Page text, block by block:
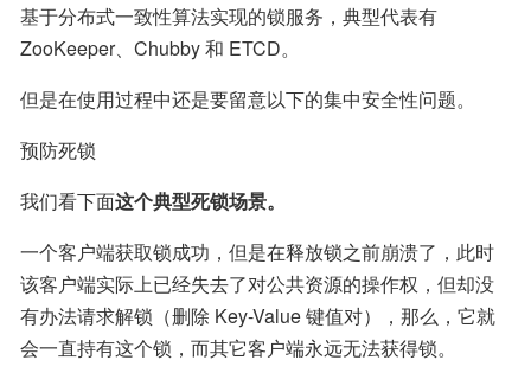
基于分布式一致性算法实现的锁服务，典型代表有
ZooKeeper、Chubby 和 ETCD。
但是在使用过程中还是要留意以下的集中安全性问题。
预防死锁
我们看下面这个典型死锁场景。
一个客户端获取锁成功，但是在释放锁之前崩溃了，此时
该客户端实际上已经失去了对公共资源的操作权，但却没
有办法请求解锁（删除 Key-Value 键值对），那么，它就
会一直持有这个锁，而其它客户端永远无法获得锁。